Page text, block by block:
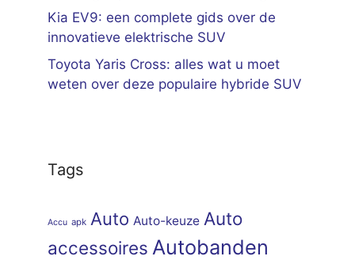
Kia EV9: een complete gids over de
innovatieve elektrische SUV
Toyota Yaris Cross: alles wat u moet
weten over deze populaire hybride SUV
Tags
Accu apk Auto Auto-keuze Auto
accessoires Autobanden